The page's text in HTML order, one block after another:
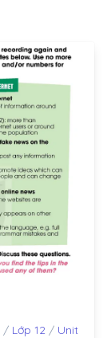
/ Lớp 12 / Unit